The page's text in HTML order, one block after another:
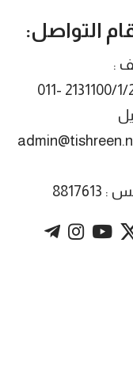
التواصل:
:
2131100/1/2/